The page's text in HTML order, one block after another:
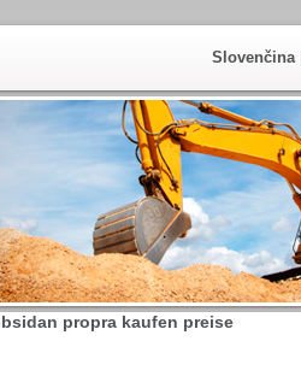
Slovenčina|
propra kaufen preise